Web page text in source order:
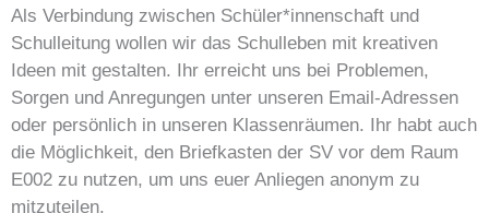
Als Verbindung zwischen Schüler*innenschaft und
Schulleitung wollen wir das Schulleben mit kreativen
Ideen mit gestalten. Ihr erreicht uns bei Problemen,
Sorgen und Anregungen unter unseren Email-Adressen
oder persönlich in unseren Klassenräumen. Ihr habt auch
die Möglichkeit, den Briefkasten der SV vor dem Raum
E002 zu nutzen, um uns euer Anliegen anonym zu
mitzuteilen.